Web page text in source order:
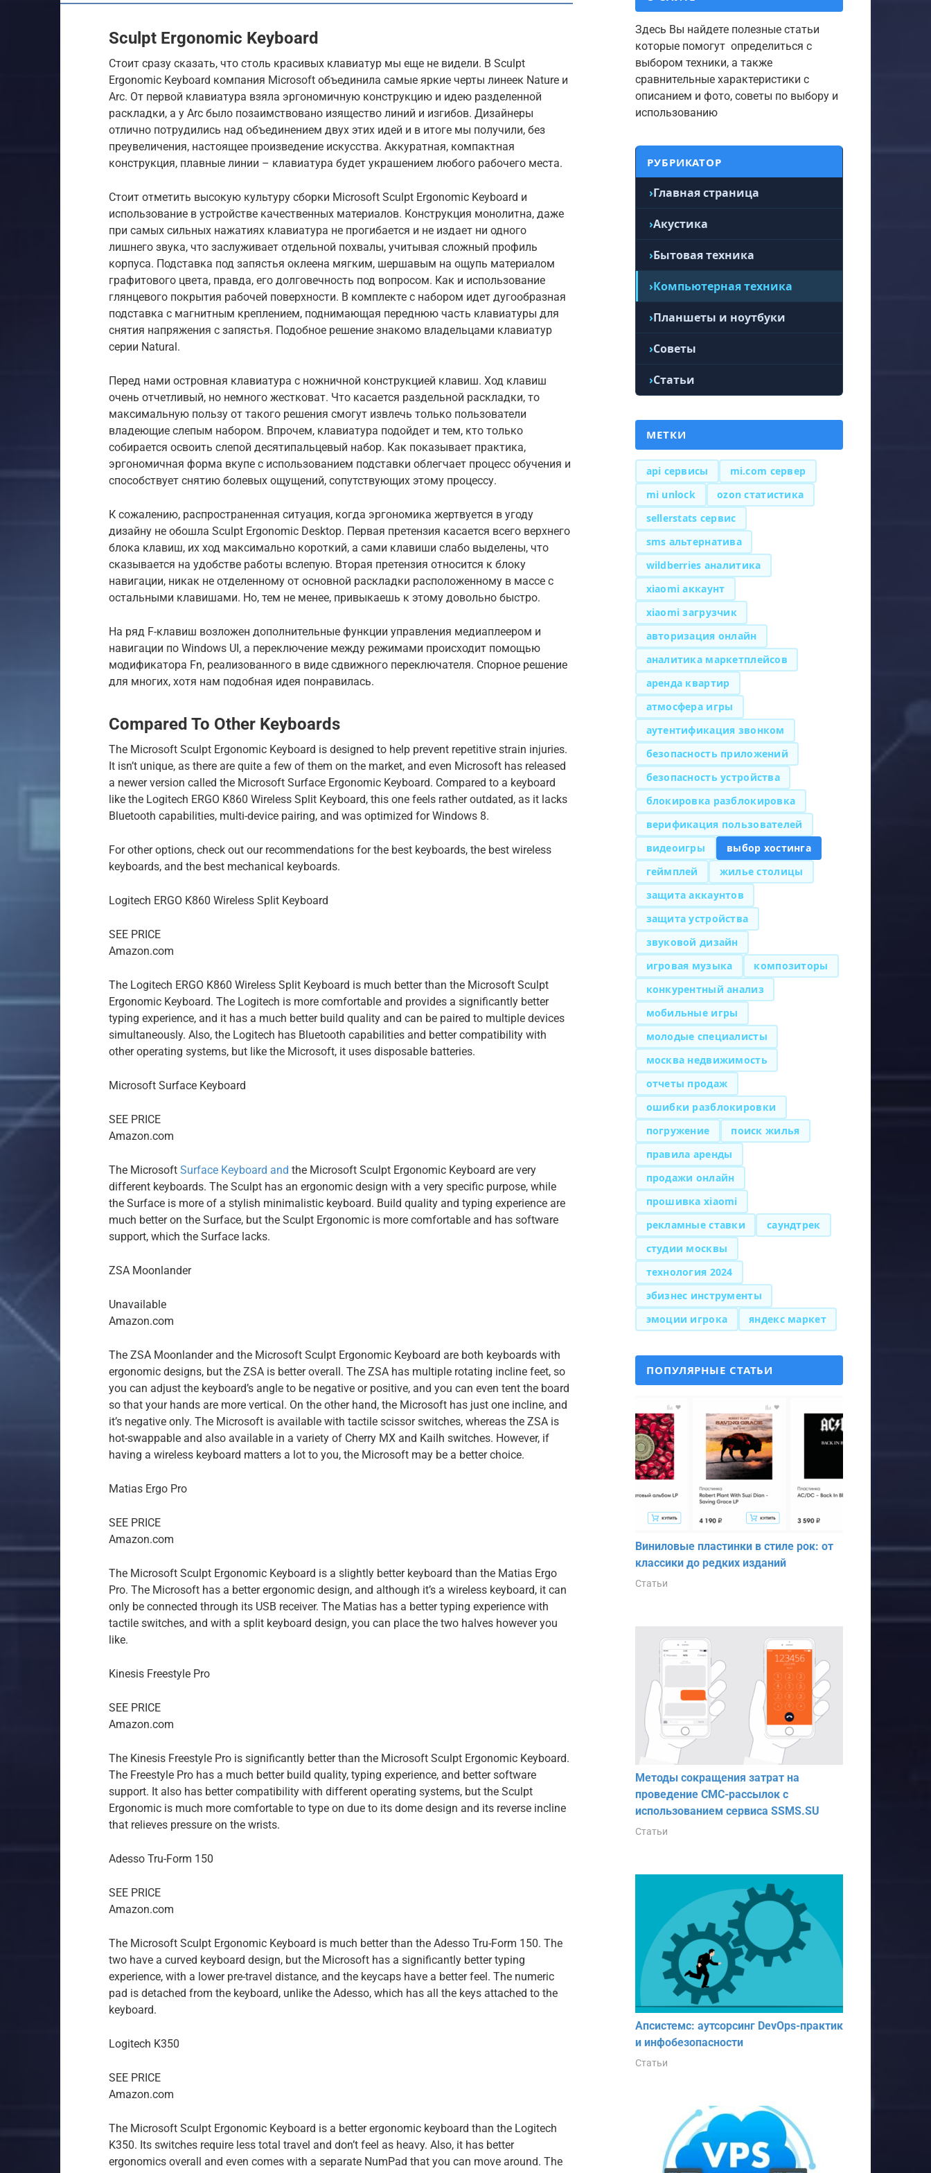
Sculpt Ergonomic Keyboard
Стоит сразу сказать, что столь красивых клавиатур мы еще не видели. В Sculpt
Ergonomic Keyboard компания Microsoft объединила самые яркие черты линеек Nature и
Arc. От первой клавиатура взяла эргономичную конструкцию и идею разделенной
раскладки, а у Arc было позаимствовано изящество линий и изгибов. Дизайнеры
отлично потрудились над объединением двух этих идей и в итоге мы получили, без
преувеличения, настоящее произведение искусства. Аккуратная, компактная
конструкция, плавные линии – клавиатура будет украшением любого рабочего места.
Стоит отметить высокую культуру сборки Microsoft Sculpt Ergonomic Keyboard и
использование в устройстве качественных материалов. Конструкция монолитна, даже
при самых сильных нажатиях клавиатура не прогибается и не издает ни одного
лишнего звука, что заслуживает отдельной похвалы, учитывая сложный профиль
корпуса. Подставка под запястья оклеена мягким, шершавым на ощупь материалом
графитового цвета, правда, его долговечность под вопросом. Как и использование
глянцевого покрытия рабочей поверхности. В комплекте с набором идет дугообразная
подставка с магнитным креплением, поднимающая переднюю часть клавиатуры для
снятия напряжения с запястья. Подобное решение знакомо владельцами клавиатур
серии Natural.
Перед нами островная клавиатура с ножничной конструкцией клавиш. Ход клавиш
очень отчетливый, но немного жестковат. Что касается раздельной раскладки, то
максимальную пользу от такого решения смогут извлечь только пользователи
владеющие слепым набором. Впрочем, клавиатура подойдет и тем, кто только
собирается освоить слепой десятипальцевый набор. Как показывает практика,
эргономичная форма вкупе с использованием подставки облегчает процесс обучения и
способствует снятию болевых ощущений, сопутствующих этому процессу.
К сожалению, распространенная ситуация, когда эргономика жертвуется в угоду
дизайну не обошла Sculpt Ergonomic Desktop. Первая претензия касается всего верхнего
блока клавиш, их ход максимально короткий, а сами клавиши слабо выделены, что
сказывается на удобстве работы вслепую. Вторая претензия относится к блоку
навигации, никак не отделенному от основной раскладки расположенному в массе с
остальными клавишами. Но, тем не менее, привыкаешь к этому довольно быстро.
На ряд F-клавиш возложен дополнительные функции управления медиаплеером и
навигации по Windows UI, а переключение между режимами происходит помощью
модификатора Fn, реализованного в виде сдвижного переключателя. Спорное решение
для многих, хотя нам подобная идея понравилась.
Compared To Other Keyboards
The Microsoft Sculpt Ergonomic Keyboard is designed to help prevent repetitive strain injuries.
It isn’t unique, as there are quite a few of them on the market, and even Microsoft has released
a newer version called the Microsoft Surface Ergonomic Keyboard. Compared to a keyboard
like the Logitech ERGO K860 Wireless Split Keyboard, this one feels rather outdated, as it lacks
Bluetooth capabilities, multi-device pairing, and was optimized for Windows 8.
For other options, check out our recommendations for the best keyboards, the best wireless
keyboards, and the best mechanical keyboards.
Logitech ERGO K860 Wireless Split Keyboard
SEE PRICE
Amazon.com
The Logitech ERGO K860 Wireless Split Keyboard is much better than the Microsoft Sculpt
Ergonomic Keyboard. The Logitech is more comfortable and provides a significantly better
typing experience, and it has a much better build quality and can be paired to multiple devices
simultaneously. Also, the Logitech has Bluetooth capabilities and better compatibility with
other operating systems, but like the Microsoft, it uses disposable batteries.
Microsoft Surface Keyboard
SEE PRICE
Amazon.com
The Microsoft Surface Keyboard and the Microsoft Sculpt Ergonomic Keyboard are very
different keyboards. The Sculpt has an ergonomic design with a very specific purpose, while
the Surface is more of a stylish minimalistic keyboard. Build quality and typing experience are
much better on the Surface, but the Sculpt Ergonomic is more comfortable and has software
support, which the Surface lacks.
ZSA Moonlander
Unavailable
Amazon.com
The ZSA Moonlander and the Microsoft Sculpt Ergonomic Keyboard are both keyboards with
ergonomic designs, but the ZSA is better overall. The ZSA has multiple rotating incline feet, so
you can adjust the keyboard’s angle to be negative or positive, and you can even tent the board
so that your hands are more vertical. On the other hand, the Microsoft has just one incline, and
it’s negative only. The Microsoft is available with tactile scissor switches, whereas the ZSA is
hot-swappable and also available in a variety of Cherry MX and Kailh switches. However, if
having a wireless keyboard matters a lot to you, the Microsoft may be a better choice.
Matias Ergo Pro
SEE PRICE
Amazon.com
The Microsoft Sculpt Ergonomic Keyboard is a slightly better keyboard than the Matias Ergo
Pro. The Microsoft has a better ergonomic design, and although it’s a wireless keyboard, it can
only be connected through its USB receiver. The Matias has a better typing experience with
tactile switches, and with a split keyboard design, you can place the two halves however you
like.
Kinesis Freestyle Pro
SEE PRICE
Amazon.com
The Kinesis Freestyle Pro is significantly better than the Microsoft Sculpt Ergonomic Keyboard.
The Freestyle Pro has a much better build quality, typing experience, and better software
support. It also has better compatibility with different operating systems, but the Sculpt
Ergonomic is much more comfortable to type on due to its dome design and its reverse incline
that relieves pressure on the wrists.
Adesso Tru-Form 150
SEE PRICE
Amazon.com
The Microsoft Sculpt Ergonomic Keyboard is much better than the Adesso Tru-Form 150. The
two have a curved keyboard design, but the Microsoft has a significantly better typing
experience, with a lower pre-travel distance, and the keycaps have a better feel. The numeric
pad is detached from the keyboard, unlike the Adesso, which has all the keys attached to the
keyboard.
Logitech K350
SEE PRICE
Amazon.com
The Microsoft Sculpt Ergonomic Keyboard is a better ergonomic keyboard than the Logitech
K350. Its switches require less total travel and don’t feel as heavy. Also, it has better
ergonomics overall and even comes with a separate NumPad that you can move around. The
Здесь Вы найдете полезные статьи
которые помогут определиться с
выбором техники, а также
сравнительные характеристики с
описанием и фото, советы по выбору и
использованию
РУБРИКАТОР
Главная страница
Акустика
Бытовая техника
Компьютерная техника
Планшеты и ноутбуки
Советы
Статьи
МЕТКИ
api сервисы
mi.com сервер
mi unlock
ozon статистика
sellerstats сервис
sms альтернатива
wildberries аналитика
xiaomi аккаунт
xiaomi загрузчик
авторизация онлайн
аналитика маркетплейсов
аренда квартир
атмосфера игры
аутентификация звонком
безопасность приложений
безопасность устройства
блокировка разблокировка
верификация пользователей
видеоигры
выбор хостинга
геймплей
жилье столицы
защита аккаунтов
защита устройства
звуковой дизайн
игровая музыка
композиторы
конкурентный анализ
мобильные игры
молодые специалисты
москва недвижимость
отчеты продаж
ошибки разблокировки
погружение
поиск жилья
правила аренды
продажи онлайн
прошивка xiaomi
рекламные ставки
саундтрек
студии москвы
технология 2024
эбизнес инструменты
эмоции игрока
яндекс маркет
ПОПУЛЯРНЫЕ СТАТЬИ
Виниловые пластинки в стиле рок: от
классики до редких изданий
Статьи
Методы сокращения затрат на
проведение СМС-рассылок с
использованием сервиса SSMS.SU
Статьи
Апсистемс: аутсорсинг DevOps-практик
и инфобезопасности
Статьи